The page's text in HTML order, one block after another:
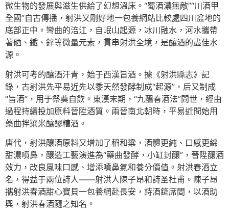
微生物的發展與滋生供給了幻想溫床。“蜀酒濃無敵”“川酒甲
全國”自古傳播，射洪又剛好地一包養網站比較處四川盆地的
底部正中。彎曲的涪江，自岷山起源，冰川融水，河水攜帶
著硒、鐵、鋅等微量元素，貫串射洪全境，是釀酒的盡佳水
源。
射洪可考的釀酒汗青，始于西漢旨酒。據《射洪縣志》記
錄，古射洪先平易近先以黍天然發酵制成“起源”，后又制成
“旨酒”，用于祭奠自飲。東漢末期，“九醞春酒法”問世，經由
過程持續投加原料晉陞酒質。兩晉南北朝時，平易近間始用
藥曲拌粱米釀醪糟酒。
唐代，射洪釀酒原料又增加了稻和粱，酒體更純、口感更綿
甜濃噴鼻，釀造工藝演進為“藥曲發酵，小缸封釀”，晉陞釀酒
效力，改良風味口感、增添噴鼻氣和養分價值。射洪春酒立
名，得益于兩位詩人——射洪人陳子昂和詩圣杜甫。陳子昂
攜射洪春酒甜心寶貝一包養網赴長安，詩酒筵席間，以酒助
興，射洪春酒隨之知名。